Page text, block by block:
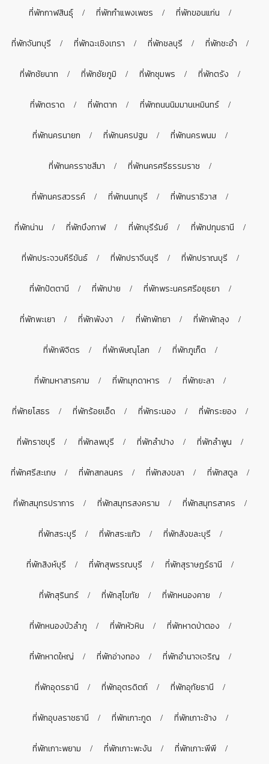
ที่พักกาฬสินธุ์ ที่พักกำแพงเพชร ที่พักขอนแก่น
ที่พักจันทบุรี ที่พักฉะเชิงเทรา ที่พักชลบุรี ที่พักชะอำ
ที่พักชัยนาท ที่พักชัยภูมิ ที่พักชุมพร ที่พักตรัง
ที่พักตราด ที่พักตาก ที่พักถนนนิมมานเหมินทร์
ที่พักนครนายก ที่พักนครปฐม ที่พักนครพนม
ที่พักนครราชสีมา ที่พักนครศรีธรรมราช
ที่พักนครสวรรค์ ที่พักนนทบุรี ที่พักนราธิวาส
ที่พักน่าน ที่พักบึงกาฬ ที่พักบุรีรัมย์ ที่พักปทุมธานี
ที่พักประจวบคีรีขันธ์ ที่พักปราจีนบุรี ที่พักปราณบุรี
ที่พักปัตตานี ที่พักปาย ที่พักพระนครศรีอยุธยา
ที่พักพะเยา ที่พักพังงา ที่พักพัทยา ที่พักพัทลุง
ที่พักพิจิตร ที่พักพิษณุโลก ที่พักภูเก็ต
ที่พักมหาสารคาม ที่พักมุกดาหาร ที่พักยะลา
ที่พักยโสธร ที่พักร้อยเอ็ด ที่พักระนอง ที่พักระยอง
ที่พักราชบุรี ที่พักลพบุรี ที่พักลำปาง ที่พักลำพูน
ที่พักศรีสะเกษ ที่พักสกลนคร ที่พักสงขลา ที่พักสตูล
ที่พักสมุทรปราการ ที่พักสมุทรสงคราม ที่พักสมุทรสาคร
ที่พักสระบุรี ที่พักสระแก้ว ที่พักสังขละบุรี
ที่พักสิงห์บุรี ที่พักสุพรรณบุรี ที่พักสุราษฎร์ธานี
ที่พักสุรินทร์ ที่พักสุโขทัย ที่พักหนองคาย
ที่พักหนองบัวลำภู ที่พักหัวหิน ที่พักหาดป่าตอง
ที่พักหาดใหญ่ ที่พักอ่างทอง ที่พักอำนาจเจริญ
ที่พักอุดรธานี ที่พักอุตรดิตถ์ ที่พักอุทัยธานี
ที่พักอุบลราชธานี ที่พักเกาะกูด ที่พักเกาะช้าง
ที่พักเกาะพยาม ที่พักเกาะพะงัน ที่พักเกาะพีพี